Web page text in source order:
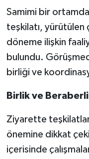
Samimi bir
teşkilatı, yürütülen
döneme ilişkin
bulundu.
birliği ve
Birlik ve
Ziyarette teşkilatlar
önemine dikkat
içerisinde